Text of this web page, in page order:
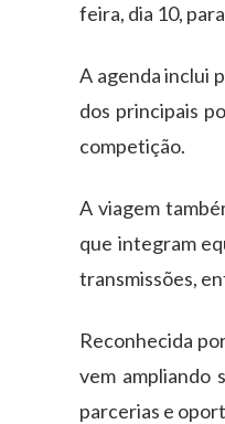
feira, dia 10,
A agenda inclui
dos principais
competição.
A viagem
que integram
transmissões,
Reconhecida
vem ampliando
parcerias e